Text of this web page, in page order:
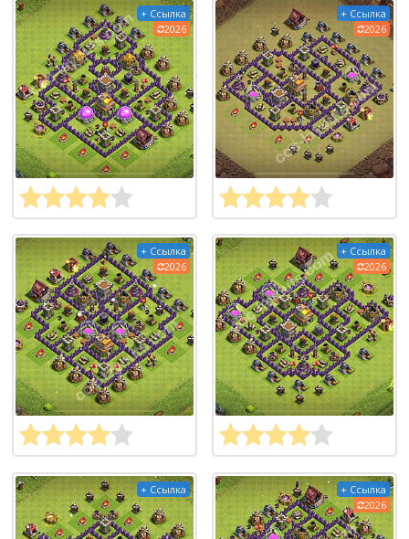
+ Ссылка
2026
+ Ссылка
2026
+ Ссылка
2026
+ Ссылка
2026
+ Ссылка
+ Ссылка
2026